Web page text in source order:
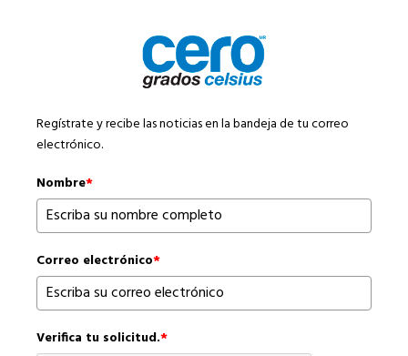
Regístrate y recibe las noticias en la bandeja de tu correo
electrónico.
Nombre*
Correo electrónico*
Verifica tu solicitud.*